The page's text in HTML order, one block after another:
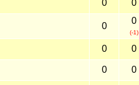
0 0
0
0
(-1)
0 0
0 0